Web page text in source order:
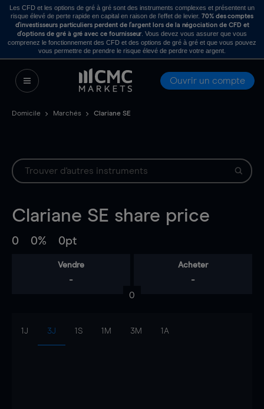
Les CFD et les options de gré à gré sont des instruments complexes et présentent un
risque élevé de perte rapide en capital en raison de l’effet de levier. 70% des comptes
d’investisseurs particuliers perdent de l’argent lors de la négociation de CFD et
d’options de gré à gré avec ce fournisseur . Vous devez vous assurer que vous
comprenez le fonctionnement des CFD et des options de gré à gré et que vous pouvez
vous permettre de prendre le risque élevé de perdre votre argent.
Ouvrir un compte
Domicile Marchés Clariane SE
Clariane SE share price
0 0% 0pt
Vendre
-
Acheter
-
0
1J 3J 1S 1M 3M 1A